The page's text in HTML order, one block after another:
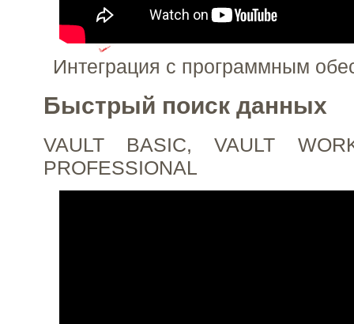
Интеграция с программным
Быстрый поиск данных
VAULT BASIC, VAULT
PROFESSIONAL